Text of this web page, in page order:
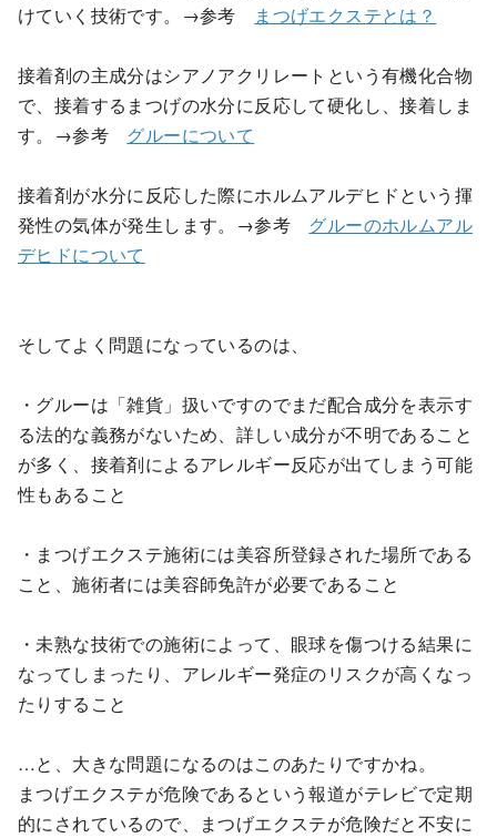
けていく技術です。→参考
まつげエクステとは？
接着剤の主成分はシアノアクリレートという有機化合物
で、接着するまつげの水分に反応して硬化し、接着しま
す。→参考 グルーについて
接着剤が水分に反応した際にホルムアルデヒドという揮
発性の気体が発生します。→参考 グルーのホルムアル
デヒドについて
そしてよく問題になっているのは、
・グルーは「雑貨」扱いですのでまだ配合成分を表示す
る法的な義務がないため、詳しい成分が不明であること
が多く、接着剤によるアレルギー反応が出てしまう可能
性もあること
・まつげエクステ施術には美容所登録された場所である
こと、施術者には美容師免許が必要であること
・未熟な技術での施術によって、眼球を傷つける結果に
なってしまったり、アレルギー発症のリスクが高くなっ
たりすること
…と、大きな問題になるのはこのあたりですかね。
まつげエクステが危険であるという報道がテレビで定期
的にされているので、まつげエクステが危険だと不安に